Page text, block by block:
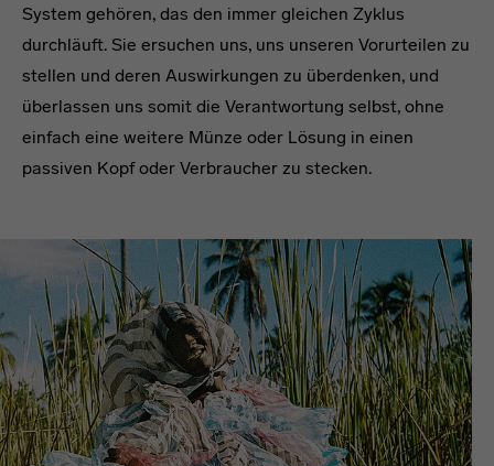
System gehören, das den immer gleichen Zyklus
durchläuft. Sie ersuchen uns, uns unseren Vorurteilen zu
stellen und deren Auswirkungen zu überdenken, und
überlassen uns somit die Verantwortung selbst, ohne
einfach eine weitere Münze oder Lösung in einen
passiven Kopf oder Verbraucher zu stecken.